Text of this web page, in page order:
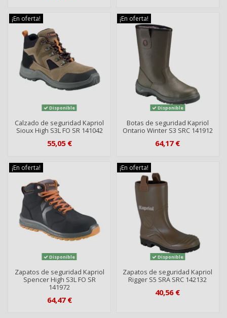
¡En oferta!
Disponible
Calzado de seguridad Kapriol
Sioux High S3L FO SR 141042
55,05 €
¡En oferta!
Disponible
Botas de seguridad Kapriol
Ontario Winter S3 SRC 141912
64,17 €
¡En oferta!
Disponible
Zapatos de seguridad Kapriol
Spencer High S3L FO SR
141972
64,47 €
¡En oferta!
Disponible
Zapatos de seguridad Kapriol
Rigger S5 SRA SRC 142132
40,56 €